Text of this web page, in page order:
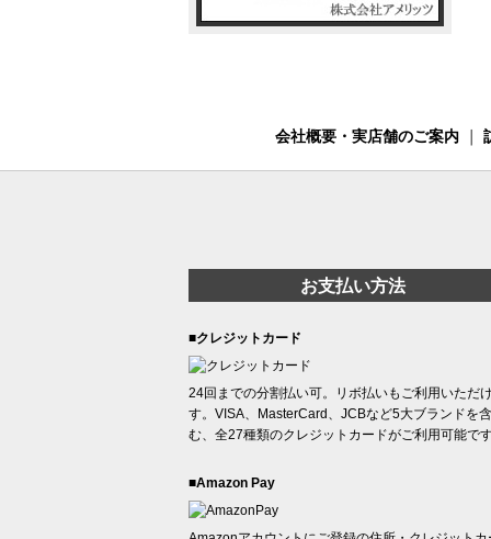
会社概要・実店舗のご案内
お支払い方法
■クレジットカード
24回までの分割払い可。リボ払いもご利用いただ
す。VISA、MasterCard、JCBなど5大ブランドを含
む、全27種類のクレジットカードがご利用可能で
■Amazon Pay